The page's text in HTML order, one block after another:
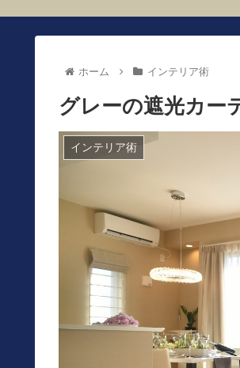
ホーム インテリア術
グレーの遮光カー
インテリア術